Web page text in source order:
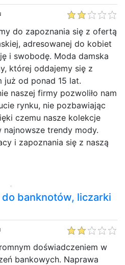
do zapoznania się z ofertą
adresowanej do kobiet
i swobodę. Moda damska
której oddajemy się z
już od ponad 15 lat.
naszej firmy pozwoliło nam
rynku, nie pozbawiając
czemu nasze kolekcje
najnowsze trendy mody.
i zapoznania się z naszą
banknotów, liczarki
doświadczeniem w
bankowych. Naprawa